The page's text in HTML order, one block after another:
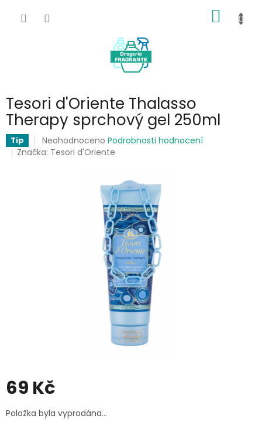
KOŠÍK
Tesori d'Oriente Thalasso
Therapy sprchový gel 250ml
Tip
Průměrné
hodnocení
Neohodnoceno Podrobnosti hodnocení
Značka: Tesori d'Oriente
69 Kč
Měrná
cena:
Položka byla vyprodána…